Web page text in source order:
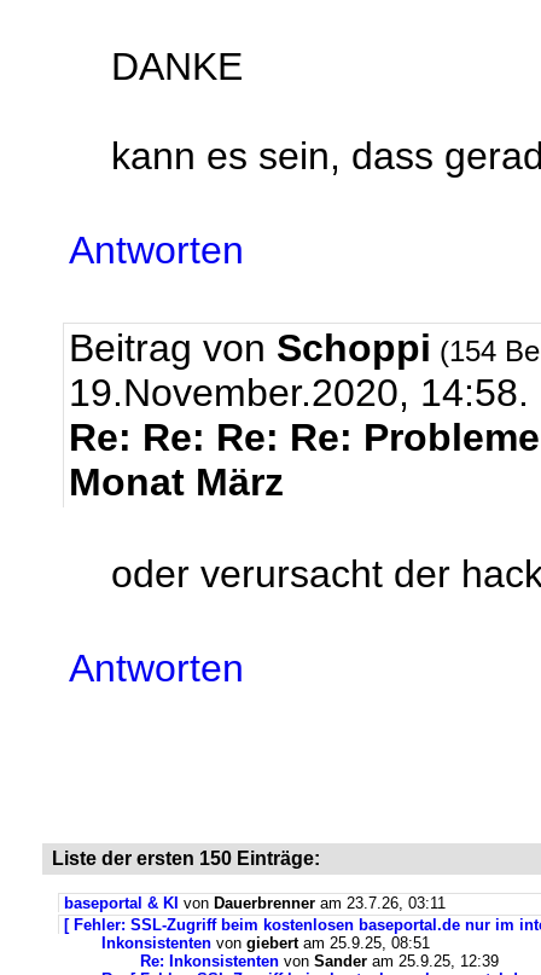
DANKE
kann es sein, dass
Antworten
Beitrag von Schoppi (154
19.November.2020, 14:58.
Re: Re: Re: Re:
Monat März
oder verursacht der
Antworten
Liste der ersten 150 Einträge:
baseportal & KI von Dauerbrenner am 23.7.26, 03:11
[ Fehler: SSL-Zugriff beim kostenlosen baseportal.de nur im
Inkonsistenten von giebertam 25.9.25, 08:51
Re: Inkonsistenten von Sander am 25.9.25, 12:39